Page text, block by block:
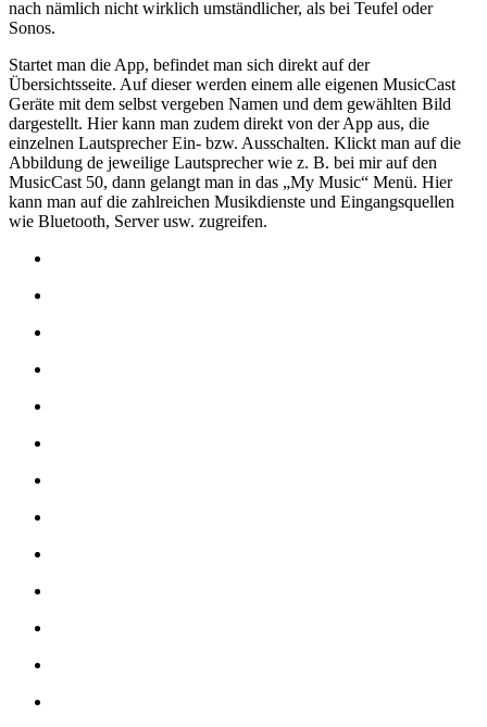
nach nämlich nicht wirklich umständlicher, als bei Teufel oder
Sonos.
Startet man die App, befindet man sich direkt auf der
Übersichtsseite. Auf dieser werden einem alle eigenen MusicCast
Geräte mit dem selbst vergeben Namen und dem gewählten Bild
dargestellt. Hier kann man zudem direkt von der App aus, die
einzelnen Lautsprecher Ein- bzw. Ausschalten. Klickt man auf die
Abbildung de jeweilige Lautsprecher wie z. B. bei mir auf den
MusicCast 50, dann gelangt man in das „My Music“ Menü. Hier
kann man auf die zahlreichen Musikdienste und Eingangsquellen
wie Bluetooth, Server usw. zugreifen.